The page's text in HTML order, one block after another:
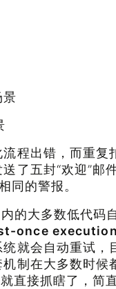
景
程出错，而重复
了五封“欢迎”邮
同的警报。
的大多数低代码
once
就会自动重试，
制在大多数时候
直接抓瞎了，简